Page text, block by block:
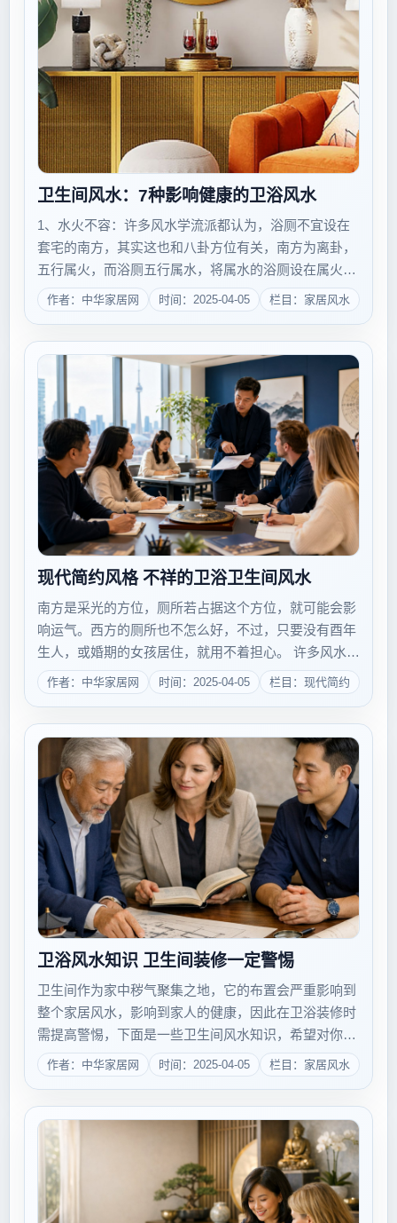
卫生间风水：7种影响健康的卫浴风水
1、水火不容：许多风水学流派都认为，浴厕不宜设在
套宅的南方，其实这也和八卦方位有关，南方为离卦，
五行属火，而浴厕五行属水，将属水的浴厕设在属火的
南方，是浴厕克制了火地，如同人的八字冲克流年太
岁，所以也是不吉的.2、生疔长疮的马桶：根据中国传
作者：中华家居网 时间：2025-04-05 栏目：家居风水
现代简约风格 不祥的卫浴卫生间风水
南方是采光的方位，厕所若占据这个方位，就可能会影
响运气。西方的厕所也不怎么好，不过，只要没有酉年
生人，或婚期的女孩居住，就用不着担心。 许多风水典
籍均有提到浴厕不宜设在西南和东北方，认为浴厕设在
这两个地方主大凶，但又说不出个所以然，令一般人莫
作者：中华家居网 时间：2025-04-05 栏目：现代简约
卫浴风水知识 卫生间装修一定警惕
卫生间作为家中秽气聚集之地，它的布置会严重影响到
整个家居风水，影响到家人的健康，因此在卫浴装修时
需提高警惕，下面是一些卫生间风水知识，希望对你有
所帮助。卫生间不宜设在住宅的南方 一、卫生间不宜设
在住宅的南方，卫生间属水，而南方属火，如果卫生间
作者：中华家居网 时间：2025-04-05 栏目：家居风水